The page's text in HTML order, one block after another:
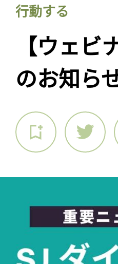
行動する
【ウェ
のお知ら